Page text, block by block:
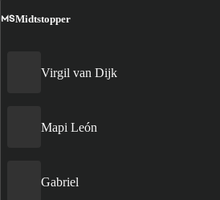
MSMidtstopper
Virgil van Dijk
Mapi León
Gabriel